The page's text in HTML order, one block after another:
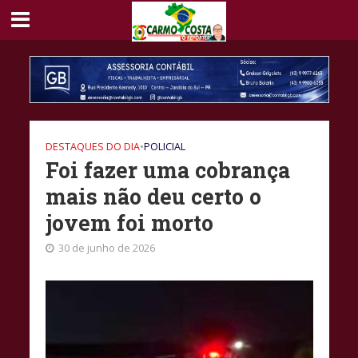
DESTAQUES DO DIA•POLICIAL
Foi fazer uma cobrança
mais não deu certo o
jovem foi morto
30 de junho de 2026